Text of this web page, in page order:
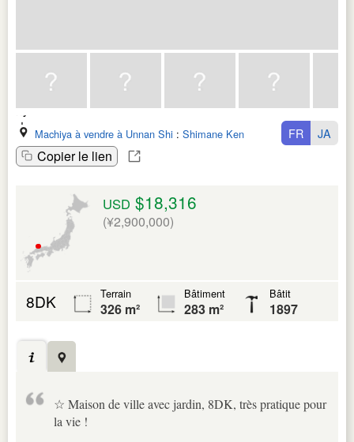
Machiya à vendre à Unnan Shi : Shimane Ken
Copier le lien
FR JA
USD $18,316
(¥2,900,000)
8DK Terrain
326 m²
Bâtiment
283 m²
Bâtit
1897
☆ Maison de ville avec jardin, 8DK, très pratique pour
la vie !